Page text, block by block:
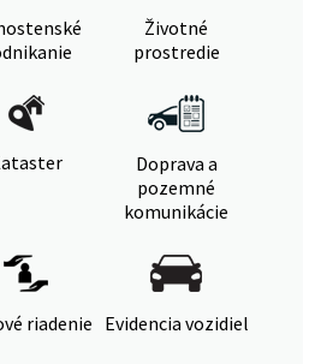
Životné
prostredie
Doprava a
pozemné
komunikácie
riadenie Evidencia vozidiel